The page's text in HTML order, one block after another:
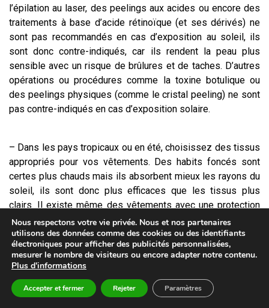
l’épilation au laser, des peelings aux acides ou encore des
traitements à base d’acide rétinoïque (et ses dérivés) ne
sont pas recommandés en cas d’exposition au soleil, ils
sont donc contre-indiqués, car ils rendent la peau plus
sensible avec un risque de brûlures et de taches. D’autres
opérations ou procédures comme la toxine botulique ou
des peelings physiques (comme le cristal peeling) ne sont
pas contre-indiqués en cas d’exposition solaire.
– Dans les pays tropicaux ou en été, choisissez des tissus
appropriés pour vos vêtements. Des habits foncés sont
certes plus chauds mais ils absorbent mieux les rayons du
soleil, ils sont donc plus efficaces que les tissus plus
clairs. Il existe même des vêtements avec une protection
solaire incrustée dans les tissus.
Les habits à base de polyamide peuvent avoir un effet
protecteur intéressant contre les rayons du soleil. Bien
étendu, même avec des habits vous protégeant, il faudra
toujours appliquer de la crème sur les parties du corps
exposées aux rayons.
Nous respectons votre vie privée. Nous et nos partenaires
utilisons des données comme des cookies ou des identifiants
électroniques pour afficher des publicités personnalisées,
mesurer le nombre de visiteurs ou encore adapter notre contenu.
Plus d'informations
Accepter et fermer Rejeter Paramètres